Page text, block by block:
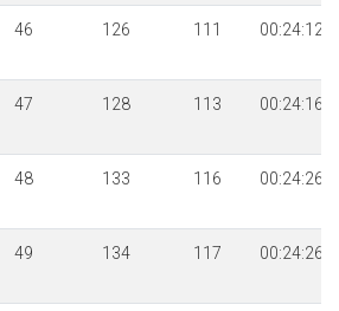
46 126 111 00:24:12
47 128 113 00:24:16
48 133 116 00:24:26
49 134 117 00:24:26